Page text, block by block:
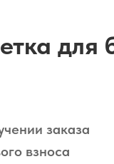
для
заказа
взноса